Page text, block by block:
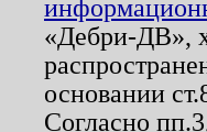
«Дебри-ДВ»,
основании
Согласно